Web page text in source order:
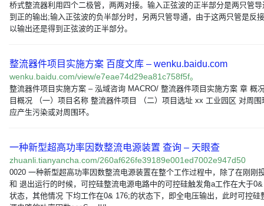
桥式整流器利用四个二极管，两两对接。输入正弦波的正半部分是两只管导
到正的输出;输入正弦波的负半部分时，另两只管导通，由于这两只管是反
以输出还是得到正弦波的正半部分。
整流器件项目实施方案 百度文库 – wenku.baidu.com
wenku.baidu.com/view/e7eae74d29ea81c758f5f。
整流器件项目实施方案 – 泓域咨询 MACRO/ 整流器件项目实施方案 章 概
目概况 （一）项目名称 整流器件项目 （二）项目选址 xx 工业园区 对周围
应产生污染或对周围环。
一种新型超高功率因数整流电源装置 查询 – 天眼查
zhuanli.tianyancha.com/260af626fe39189e001ed7002e947d50
0020 一种新型超高功率因数整流电源装置在整个工作过程中，除了在刚刚
和 退出运行的时候，可控硅整流电源电路中的可控硅触发角a工作在大于
状态，其他情况 下均工作在0& 176;的状态下，即全电压输出，此时可控硅